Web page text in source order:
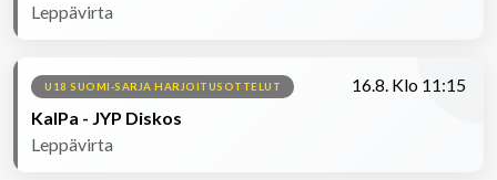
Leppävirta
U18 SUOMI-SARJA HARJOITUSOTTELUT
16.8. Klo 11:15
KalPa - JYP Diskos
Leppävirta